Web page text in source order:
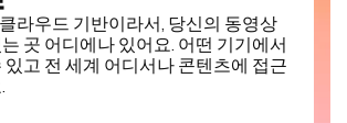
라우드 기반이라서, 당신의 동영상
곳 어디에나 있어요. 어떤 기기에서
있고 전 세계 어디서나 콘텐츠에 접근